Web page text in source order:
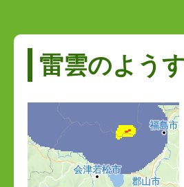
雷雲のよう